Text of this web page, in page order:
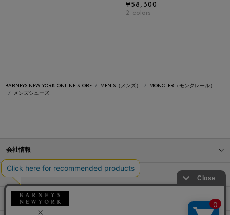
¥58,300
2 colors
BARNEYS NEW YORK ONLINE STORE MEN'S（メンズ）
MONCLER（モンクレール）
メンズシューズ
会社情報
オンラインストアショッピングガイド
店舗情報